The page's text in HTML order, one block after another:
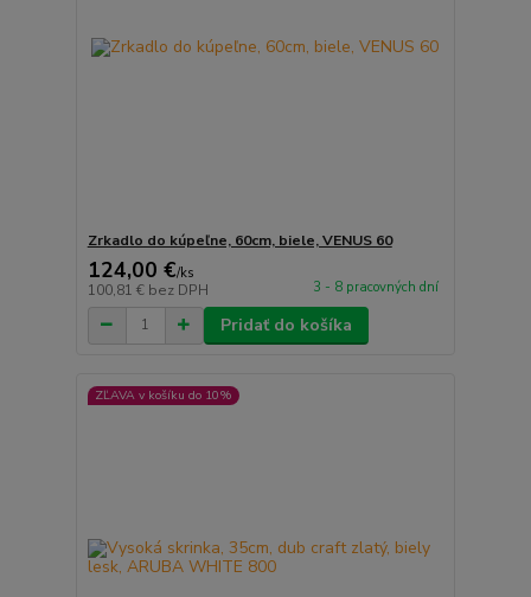
Zrkadlo do kúpeľne, 60cm, biele, VENUS 60
124,00 €/ks
100,81 € bez DPH 3 - 8 pracovných dní
Pridať do košíka
ZĽAVA v košíku do 10%